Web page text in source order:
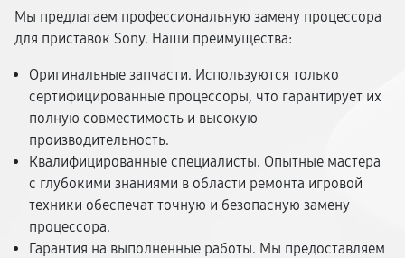
Мы предлагаем профессиональную замену процессора
для приставок Sony. Наши преимущества:
Оригинальные запчасти. Используются только
сертифицированные процессоры, что гарантирует их
полную совместимость и высокую
производительность.
Квалифицированные специалисты. Опытные мастера
с глубокими знаниями в области ремонта игровой
техники обеспечат точную и безопасную замену
процессора.
Гарантия на выполненные работы. Мы предоставляем